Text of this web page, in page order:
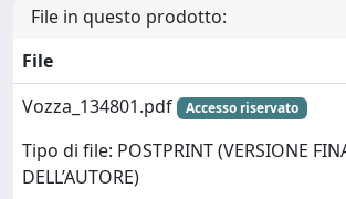
File in questo prodotto:
File
Vozza_134801.pdf
Accesso riservato
Tipo di file: POSTPRINT (VERSIONE
DELL’AUTORE)